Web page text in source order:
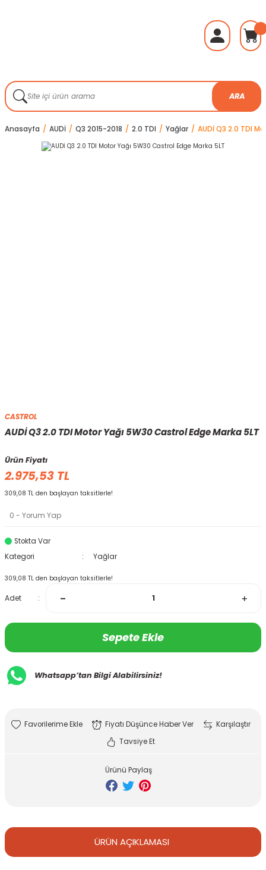
ARA
Anasayfa AUDİ Q3 2015-2018 2.0 TDI Yağlar AUDİ Q3 2.0 TDI
CASTROL
AUDİ Q3 2.0 TDI Motor Yağı 5W30 Castrol Edge Marka 5LT
Ürün Fiyatı
2.975,53 TL
309,08 TL den başlayan taksitlerle!
0 - Yorum Yap
Stokta Var
Kategori
Yağlar
309,08 TL den başlayan taksitlerle!
Adet
Sepete Ekle
Whatsapp’tan Bilgi Alabilirsiniz!
Fiyatı Düşünce Haber Ver
Karşılaştır
Tavsiye Et
Ürünü Paylaş
ÜRÜN AÇIKLAMASI